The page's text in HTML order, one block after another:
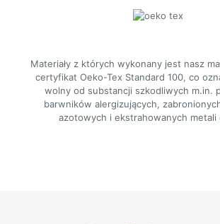
Materiały z których wykonany jest nasz
certyfikat Oeko-Tex Standard 100, co
wolny od substancji szkodliwych m.in.
barwników alergizujących,
azotowych i ekstrahowanych metali